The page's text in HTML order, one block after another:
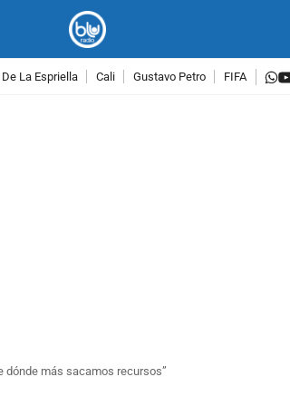
La Espriella Cali Gustavo Petro FIFA
dónde más sacamos recursos”